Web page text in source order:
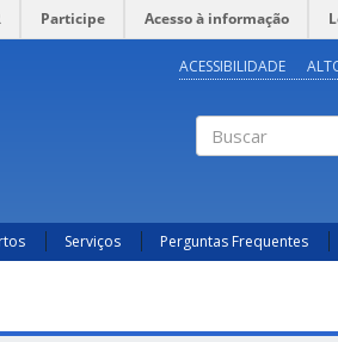
Participe Acesso à informação
ACESSIBILIDADE
Serviços Perguntas Frequentes